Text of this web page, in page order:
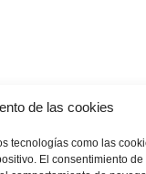
de las cookies
tecnologías como las
El consentimiento de